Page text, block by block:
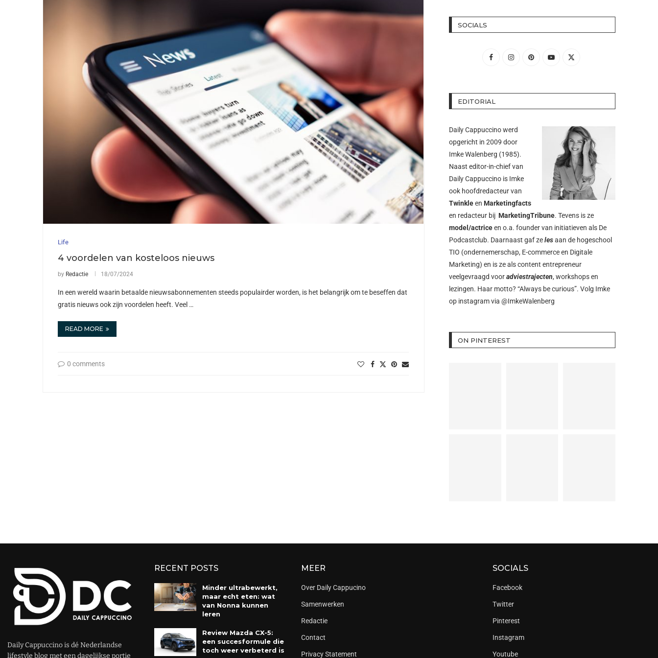
Life
4 voordelen van kosteloos nieuws
by Redactie 18/07/2024
In een wereld waarin betaalde nieuwsabonnementen steeds populairder worden, is het belangrijk om te beseffen dat
gratis nieuws ook zijn voordelen heeft. Veel …
READ MORE
0 comments
SOCIALS
EDITORIAL
Daily Cappuccino werd
opgericht in 2009 door
Imke Walenberg (1985).
Naast editor-in-chief van
Daily Cappuccino is Imke
ook hoofdredacteur van
Twinkleen Marketingfacts
en redacteur bij MarketingTribune. Tevens is ze
model/actriceen o.a. founder van initiatieven als De
Podcastclub. Daarnaast gaf zelesaan de hogeschool
TIO (ondernemerschap, E-commerce en Digitale
Marketing) en is ze als content entrepreneur
veelgevraagd vooradviestrajecten, workshops en
lezingen. Haar motto? “Always be curious”. Volg Imke
op instagram via @ImkeWalenberg
ON PINTEREST
Daily Cappuccino is dé Nederlandse
lifestyle blog met een dagelijkse portie
RECENT POSTS
Minder ultrabewerkt,
maar echt eten: wat
van Nonna kunnen
leren
Review Mazda CX-5:
een succesformule die
toch weer verbeterd is
MEER
Over Daily Cappucino
Samenwerken
Redactie
Contact
Privacy Statement
SOCIALS
Facebook
Twitter
Pinterest
Instagram
Youtube